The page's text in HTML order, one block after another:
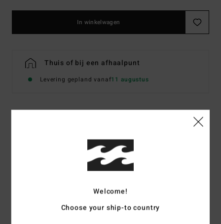
In winkelwagen
Thuis of bij een afhaalpunt
Levering gepland vanaf11 augustus
Jongens 8-16 Groen Overhemd met Lange Mouwen
Kleurcodebmr0
Corduroy of denim
Welcome!
Choose your ship-to country